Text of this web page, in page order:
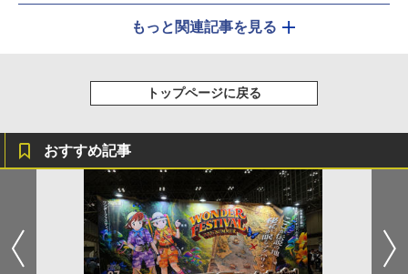
もっと関連記事を見る
トップページに戻る
おすすめ記事